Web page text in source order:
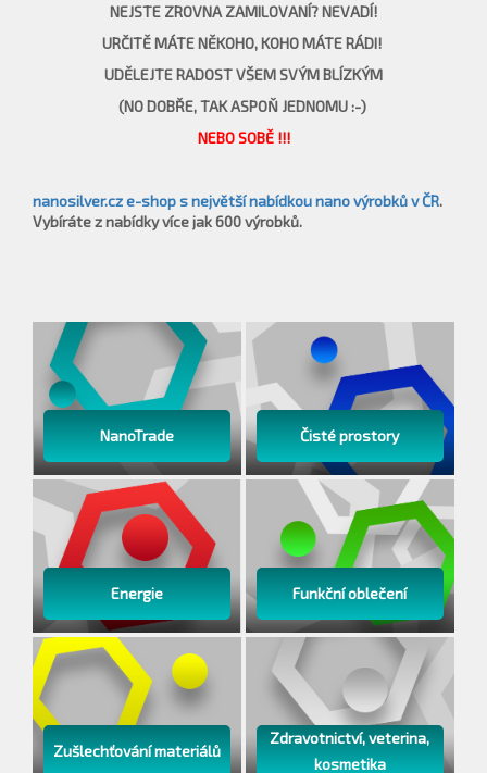
NEJSTE ZROVNA ZAMILOVANÍ? NEVADÍ!
URČITĚ MÁTE NĚKOHO, KOHO MÁTE RÁDI!
UDĚLEJTE RADOST VŠEM SVÝM BLÍZKÝM
(NO DOBŘE, TAK ASPOŇ JEDNOMU :-)
NEBO SOBĚ !!!
nanosilver.cz e-shop s největší nabídkou nano výrobků v ČR.
Vybíráte z nabídky více jak 600 výrobků.
NanoTrade Čisté prostory
Energie Funkční oblečení
Zušlechťování materiálů
Zdravotnictví, veterina,
kosmetika